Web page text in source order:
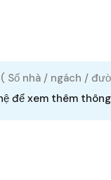
Số nhà / ngách /
để xem thêm